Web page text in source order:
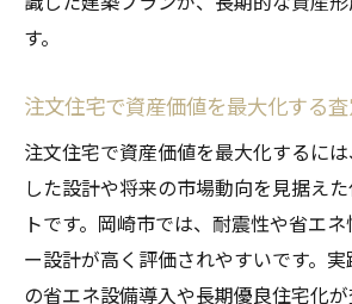
す。
注文住宅で資産価値を最大化する
注文住宅で資産価値を最大化するに
した設計や将来の市場動向を見据え
トです。岡崎市では、耐震性や省エ
ー設計が高く評価されやすいです。
の省エネ設備導入や長期優良住宅化